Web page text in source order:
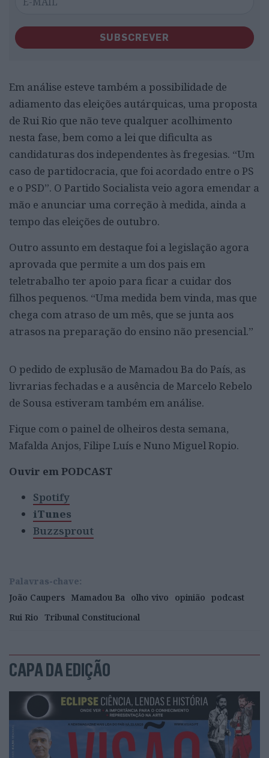
SUBSCREVER
Em análise esteve também a possibilidade de
adiamento das eleições autárquicas, uma proposta
de Rui Rio que não teve qualquer acolhimento
nesta fase, bem como a lei que dificulta as
candidaturas dos independentes às fregesias. “Um
caso de partidocracia, que foi acordado entre o PS
e o PSD”. O Partido Socialista veio agora emendar a
mão e anunciar uma correção à medida, ainda a
tempo das eleições de outubro.
Outro assunto em destaque foi a legislação agora
aprovada que permite a um dos pais em
teletrabalho ter apoio para ficar a cuidar dos
filhos pequenos. “Uma medida bem vinda, mas que
chega com atraso de um mês, que se junta aos
atrasos na preparação do ensino não presencial.”
O pedido de explusão de Mamadou Ba do País, as
livrarias fechadas e a ausência de Marcelo Rebelo
de Sousa estiveram também em análise.
Fique com o painel de olheiros desta semana,
Mafalda Anjos, Filipe Luís e Nuno Miguel Ropio.
Ouvir em PODCAST
Spotify
iTunes
Buzzsprout
Palavras-chave:
João Caupers Mamadou Ba olho vivo opinião podcast
Rui Rio Tribunal Constitucional
CAPA DA EDIÇÃO